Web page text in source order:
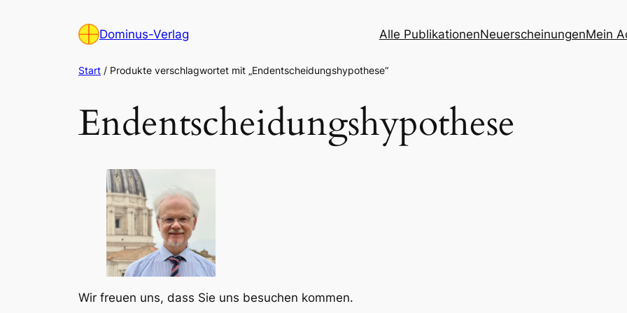
Dominus-Verlag Alle PublikationenNeuerscheinungenMein
Start / Produkte verschlagwortet mit „Endentscheidungshypothese“
Endentscheidungshypothese
Wir freuen uns, dass Sie uns besuchen kommen.